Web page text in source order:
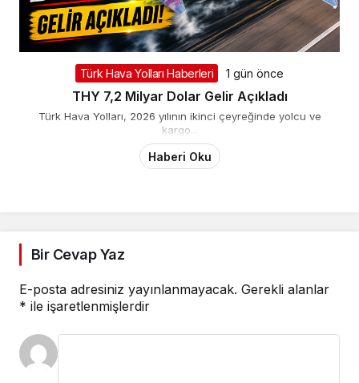
Türk Hava Yolları Haberleri 1 gün önce
THY 7,2 Milyar Dolar Gelir Açıkladı
Türk Hava Yolları, 2026 yılının ikinci çeyreğinde yolcu ve
kargo...
Haberi Oku
Bir Cevap Yaz
E-posta adresiniz yayınlanmayacak. Gerekli alanlar
* ile işaretlenmişlerdir